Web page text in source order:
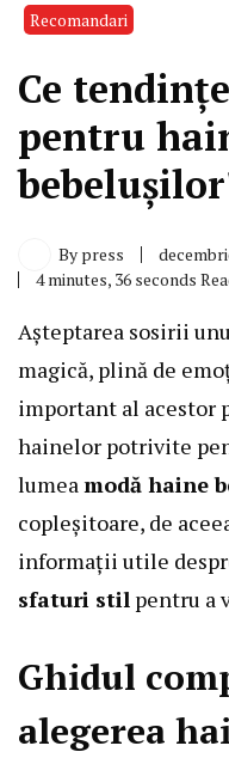
Recomandari
Ce
pentru
By press
4 minutes, 36 seconds
Așteptarea sosirii
magică, plină de
important al acestor
hainelor potrivite
lumea modă haine
copleșitoare, de
informații utile
sfaturi stil pentru a
Ghidul
alegerea